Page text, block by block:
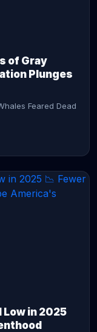
of Gray
Plunges
Feared Dead
Low in 2025